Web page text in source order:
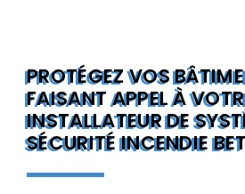
PROTÉGEZ VOS
FAISANT APPEL À
INSTALLATEUR DE
SÉCURITÉ INCENDIE